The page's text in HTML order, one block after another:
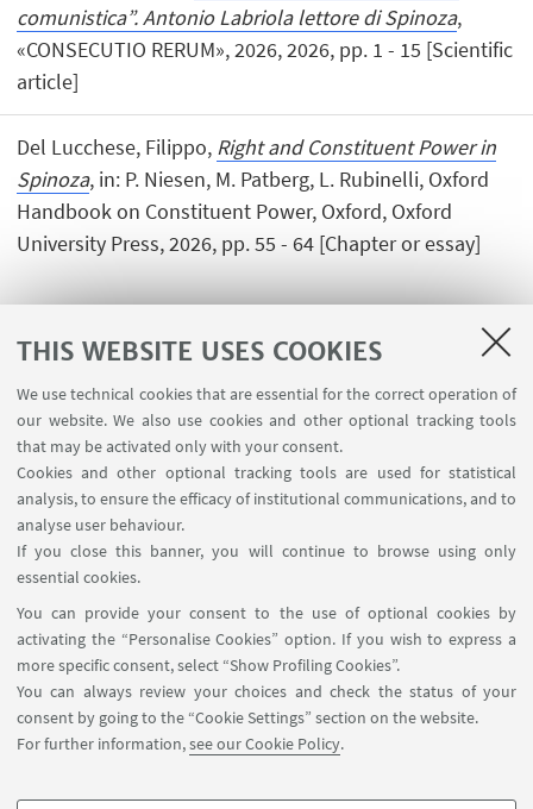
THIS WEBSITE USES COOKIES
We use technical cookies that are essential for the correct operation of
our website. We also use cookies and other optional tracking tools
that may be activated only with your consent.
Cookies and other optional tracking tools are used for statistical
analysis, to ensure the efficacy of institutional communications, and to
analyse user behaviour.
If you close this banner, you will continue to browse using only
essential cookies.
You can provide your consent to the use of optional cookies by
activating the “Personalise Cookies” option. If you wish to express a
more specific consent, select “Show Profiling Cookies”.
You can always review your choices and check the status of your
consent by going to the “Cookie Settings” section on the website.
For further information,see our Cookie Policy.
comunistica”. Antonio Labriola lettore di Spinoza,
«CONSECUTIO RERUM», 2026, 2026, pp. 1 - 15 [Scientific
article]
Del Lucchese, Filippo, Right and Constituent Power in
Spinoza, in: P. Niesen, M. Patberg, L. Rubinelli, Oxford
Handbook on Constituent Power, Oxford, Oxford
University Press, 2026, pp. 55 - 64 [Chapter or essay]
1 2 3 4 ... 7
USEFUL LINKS
InfoPoint
FOLLOW UNIBO ON:
APP: